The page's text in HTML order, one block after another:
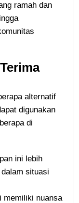
ramah dan
alternatif
digunakan
di
ini lebih
situasi
memiliki nuansa